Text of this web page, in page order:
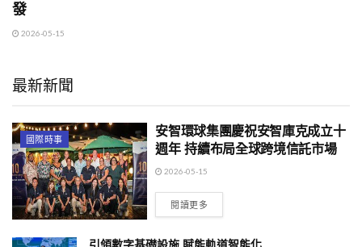
發
2026-05-15
最新新聞
國際時事
安智環球集團慶祝安智庫克成立十
週年 持續布局全球跨境信託市場
2026-05-15
閱讀更多